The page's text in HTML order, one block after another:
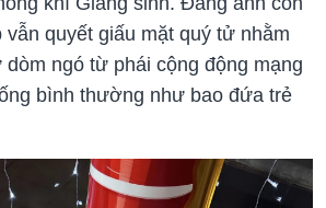
quyết giấu mặt quý tử nhằm
ngó từ phái cộng động mạng
bình thường như bao đứa trẻ